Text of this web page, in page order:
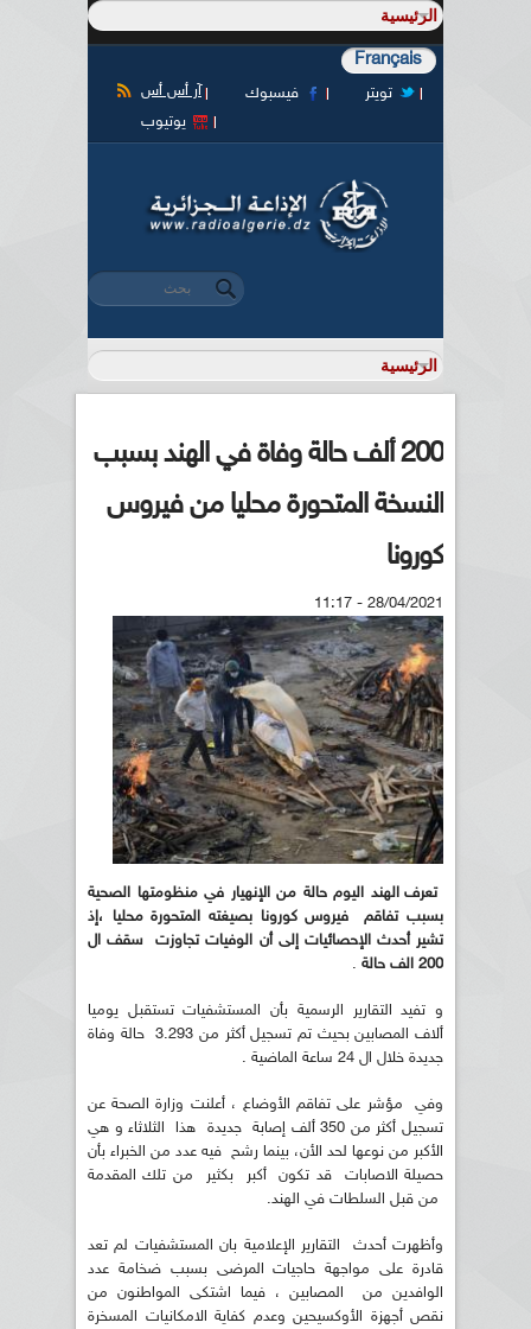
Français
آر أس أس فيسبوك
تويتر
يوتيوب
استمارة البحث
‏بحث ‏
200 ألف حالة وفاة في الهند بسبب
النسخة المتحورة محليا من فيروس
كورونا
28/04/2021 - 11:17
تعرف الهند اليوم حالة من الإنهيار في منظومتها الصحية
بسبب تفاقم فيروس كورونا بصيغته المتحورة محليا ،إذ
تشير أحدث الإحصائيات إلى أن الوفيات تجاوزت سقف ال
200 الف حالة
.
و تفيد التقارير الرسمية بأن المستشفيات تستقبل يوميا
ألاف المصابين بحيث تم تسجيل أكثر من 3.293 حالة وفاة
جديدة خلال ال 24 ساعة الماضية .
وفي مؤشر على تفاقم الأوضاع ، أعلنت وزارة الصحة عن
تسجيل أكثر من 350 ألف إصابة جديدة هذا الثلاثاء و هي
الأكبر من نوعها لحد الأن، بينما رشح فيه عدد من الخبراء بأن
حصيلة الاصابات قد تكون أكبر بكثير من تلك المقدمة
من قبل السلطات في الهند.
وأظهرت أحدث التقارير الإعلامية بان المستشفيات لم تعد
قادرة على مواجهة حاجيات المرضى بسبب ضخامة عدد
الوافدين من المصابين ، فيما اشتكى المواطنون من
نقص أجهزة الأوكسيحين وعدم كفاية الامكانيات المسخرة